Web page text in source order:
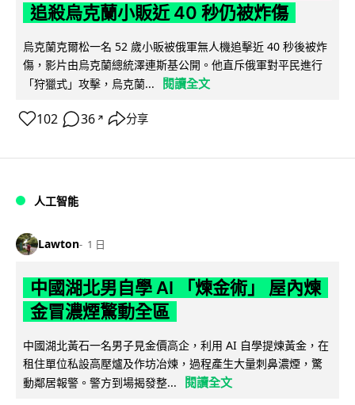
追殺烏克蘭小販近 40 秒仍被炸傷
烏克蘭克爾松一名 52 歲小販被俄軍無人機追擊近 40 秒後被炸
傷，影片由烏克蘭總統澤連斯基公開。他直斥俄軍對平民進行
「狩獵式」攻擊，烏克蘭...
閱讀全文
102 36 ↗ 分享
人工智能
Lawton 1 日
中國湖北男自學 AI 「煉金術」 屋內煉
金冒濃煙驚動全區
中國湖北黃石一名男子見金價高企，利用 AI 自學提煉黃金，在
租住單位私設高壓爐及作坊冶煉，過程產生大量刺鼻濃煙，驚
動鄰居報警。警方到場揭發整...
閱讀全文